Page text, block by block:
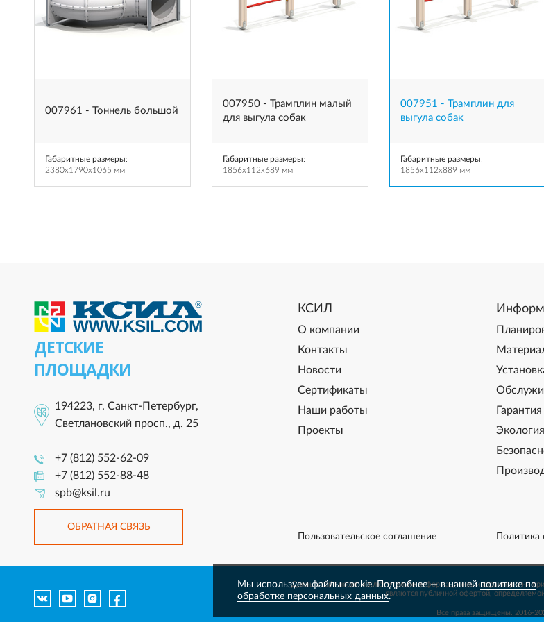
007961 - Тоннель большой
Габаритные размеры:
2380x1790x1065 мм
007950 - Трамплин малый
для выгула собак
Габаритные размеры:
1856x112x689 мм
007951 - Трамплин для
выгула собак
Габаритные размеры:
1856x112x889 мм
ДЕТСКИЕ
ПЛОЩАДКИ
194223, г. Санкт-Петербург,
Светлановский просп., д. 25
+7 (812) 552-62-09
+7 (812) 552-88-48
spb@ksil.ru
ОБРАТНАЯ СВЯЗЬ
КСИЛ
О компании
Контакты
Новости
Сертификаты
Наши работы
Проекты
Гарантия
Экология
Пользовательское соглашение
Данный сайт носит исключительно информационный характер и ни
являются публичной офертой,
Все права защищены. 2016-
Мы используем файлы cookie. Подробнее — в нашейполитике по
обработке персональных данных.